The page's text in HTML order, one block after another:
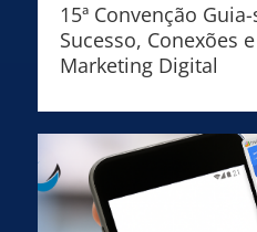
15ª Convenção
Sucesso, Conexões
Marketing Digital